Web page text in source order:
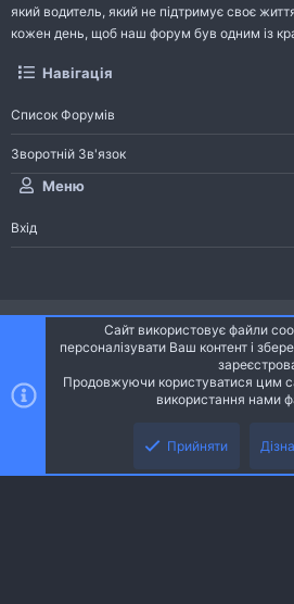
який водитель, який не підтримує своє
кожен день, щоб наш форум був одним із
Навігація
Список Форумів
Зворотній Зв'язок
Меню
Вхід
Ніч
Українська (UA)
S
Community platform by XenForo® © 2010-
Community platform by XenForo © 2010-
Сайт використовує файли
персоналізувати Ваш контент і
Продовжуючи користуватися цим
використання нами
Прийняти